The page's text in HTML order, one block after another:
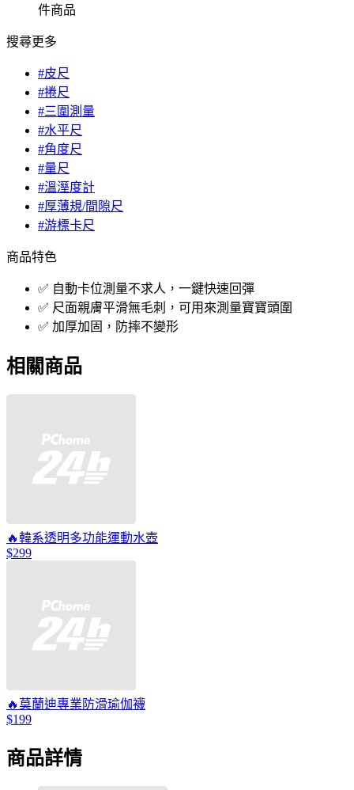
件商品
搜尋更多
#皮尺
#捲尺
#三圍測量
#水平尺
#角度尺
#量尺
#溫溼度計
#厚薄規/間隙尺
#游標卡尺
商品特色
✅ 自動卡位測量不求人，一鍵快速回彈
✅ 尺面親膚平滑無毛刺，可用來測量寶寶頭圍
✅ 加厚加固，防摔不變形
相關商品
🔥韓系透明多功能運動水壺
$299
🔥莫蘭迪專業防滑瑜伽襪
$199
商品詳情